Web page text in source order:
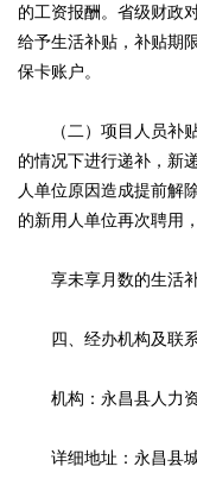
的工资报酬。省级财政
给予生活补贴，补贴期
保卡账户。
（二）项目人员补贴
的情况下进行递补，新
人单位原因造成提前解
的新用人单位再次聘用
享未享月数的生活补
四、经办机构及联
机构：永昌县人力资
详细地址：永昌县城